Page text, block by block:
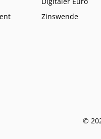
Zinswende
©